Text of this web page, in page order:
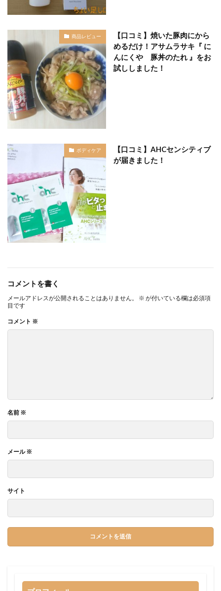
商品レビュー
【口コミ】焼いた豚肉にから
めるだけ！アサムラサキ『 に
んにくや 豚丼のたれ 』をお
試ししました！
ボディケア
【口コミ】AHCセンシティブ
が届きました！
コメントを書く
メールアドレスが公開されることはありません。 ※ が付いている欄は必須項
目です
コメント ※
名前 ※
メール※
サイト